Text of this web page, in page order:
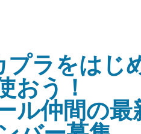
プラをはじ
おう！
ル仲間の最